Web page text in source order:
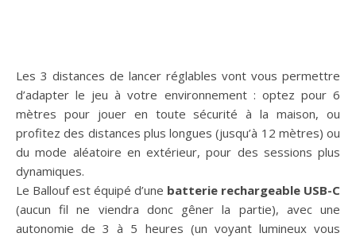
Les 3 distances de lancer réglables vont vous permettre
d’adapter le jeu à votre environnement : optez pour 6
mètres pour jouer en toute sécurité à la maison, ou
profitez des distances plus longues (jusqu’à 12 mètres) ou
du mode aléatoire en extérieur, pour des sessions plus
dynamiques.
Le Ballouf est équipé d’une batterie rechargeable USB-C
(aucun fil ne viendra donc gêner la partie), avec une
autonomie de 3 à 5 heures (un voyant lumineux vous